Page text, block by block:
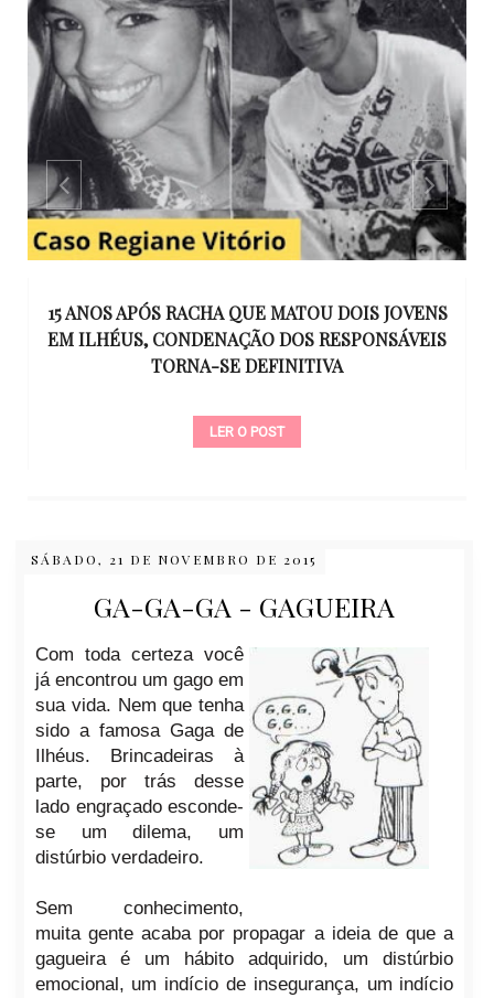
15 ANOS APÓS RACHA QUE MATOU DOIS JOVENS
EM ILHÉUS, CONDENAÇÃO DOS RESPONSÁVEIS
TORNA-SE DEFINITIVA
LER O POST
SÁBADO, 21 DE NOVEMBRO DE 2015
GA-GA-GA - GAGUEIRA
Com toda certeza você
já encontrou um gago em
sua vida. Nem que tenha
sido a famosa Gaga de
Ilhéus. Brincadeiras à
parte, por trás desse
lado engraçado esconde-
se um dilema, um
distúrbio verdadeiro.
Sem conhecimento,
muita gente acaba por propagar a ideia de que a
gagueira é um hábito adquirido, um distúrbio
emocional, um indício de insegurança, um indício